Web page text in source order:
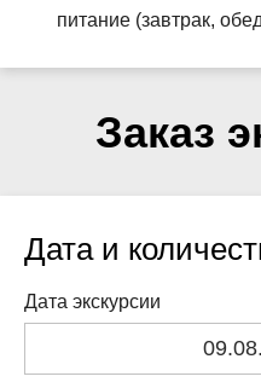
питание (завтрак,
Заказ
Дата и
Дата экскурсии